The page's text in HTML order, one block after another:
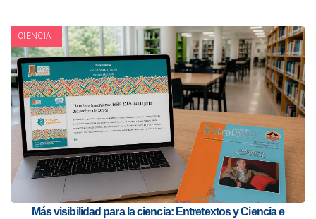
CIENCIA
Más visibilidad para la ciencia: Entretextos y Ciencia e